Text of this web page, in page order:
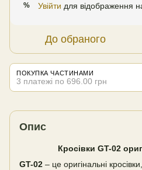
% Увійти для відображення
До обраного
ПОКУПКА ЧАСТИНАМИ
3 платежі по 696.00 грн
Опис
Кросівки GT-02
GT-02 – це оригінальні